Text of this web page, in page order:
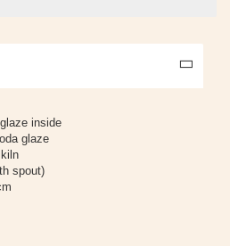
inside
glaze
spout)